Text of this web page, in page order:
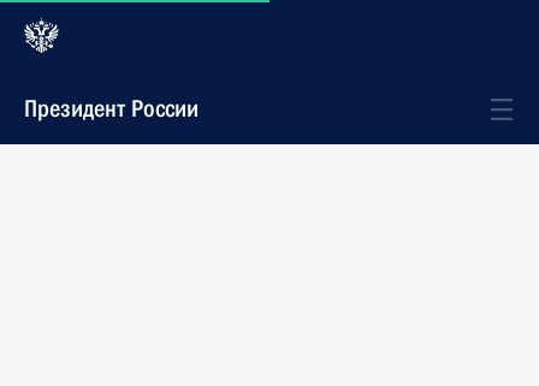
Президент России